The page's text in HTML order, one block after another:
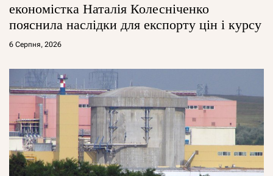
економістка Наталія Колесніченко
пояснила наслідки для експорту цін і курсу
6 Серпня, 2026